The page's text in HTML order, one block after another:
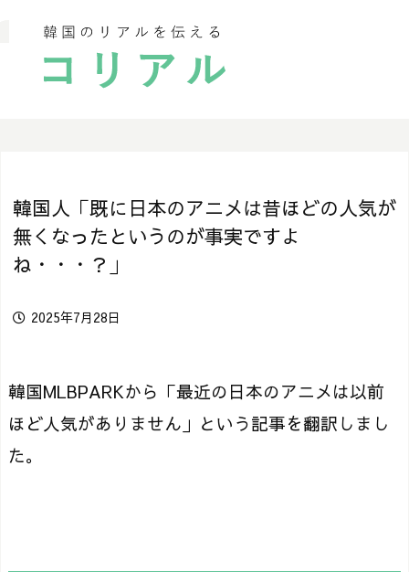
韓国人「既に日本のアニメは昔ほどの人気が
無くなったというのが事実ですよ
ね・・・？」
2025年7月28日
韓国MLBPARKから「最近の日本のアニメは以前
ほど人気が​​ありません」という記事を翻訳しまし
た。